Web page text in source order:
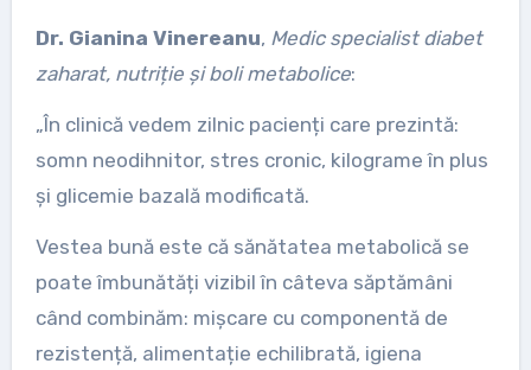
Dr. Gianina Vinereanu, Medic specialist diabet
zaharat, nutriție și boli metabolice:
„În clinică vedem zilnic pacienți care prezintă:
somn neodihnitor, stres cronic, kilograme în plus
și glicemie bazală modificată.
Vestea bună este că sănătatea metabolică se
poate îmbunătăți vizibil în câteva săptămâni
când combinăm: mișcare cu componentă de
rezistență, alimentație echilibrată, igiena